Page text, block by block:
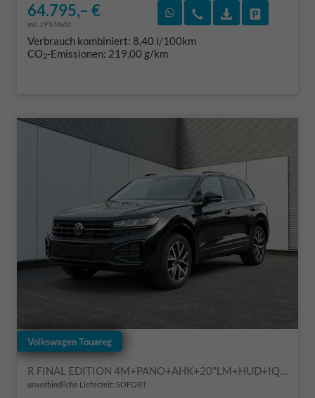
64.795,– €
incl. 19% MwSt.
Rückruf vereinbaren
Wir rufen Sie an
Verbrauch kombiniert: 8,40 l/100km
CO2-Emissionen: 219,00 g/km
Volkswagen Touareg
R FINAL EDITION 4M+PANO+AHK+20"LM+HUD+IQ.-MATRIX-LED
unverbindliche Lieferzeit: SOFORT